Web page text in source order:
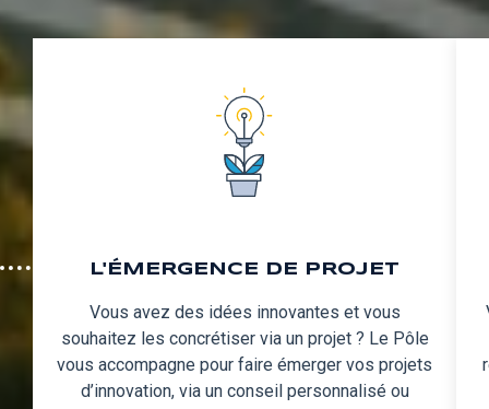
L'ÉMERGENCE DE PROJET
Vous avez des idées innovantes et vous
souhaitez les concrétiser via un projet ? Le Pôle
vous accompagne pour faire émerger vos projets
d’innovation, via un conseil personnalisé ou